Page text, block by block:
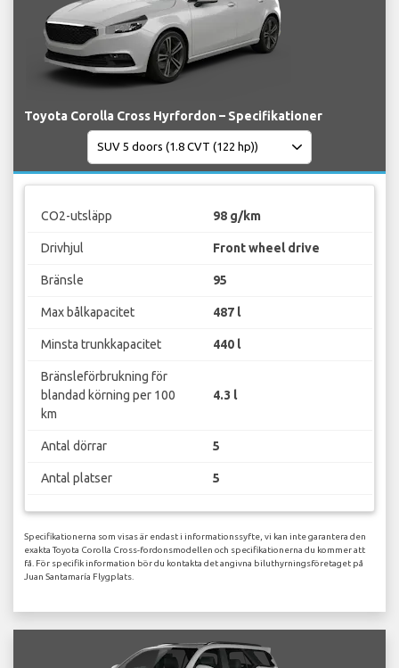
Toyota Corolla Cross Hyrfordon – Specifikationer
CO2-utsläpp 98 g/km
Drivhjul Front wheel drive
Bränsle 95
Max bålkapacitet 487 l
Minsta trunkkapacitet 440 l
Bränsleförbrukning för
blandad körning per 100
km
4.3 l
Antal dörrar 5
Antal platser 5
Specifikationerna som visas är endast i informationssyfte, vi kan inte garantera den
exakta Toyota Corolla Cross-fordonsmodellen och specifikationerna du kommer att
få. För specifik information bör du kontakta det angivna biluthyrningsföretaget på
Juan Santamaría Flygplats.